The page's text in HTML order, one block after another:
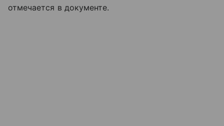
отмечается в документе.